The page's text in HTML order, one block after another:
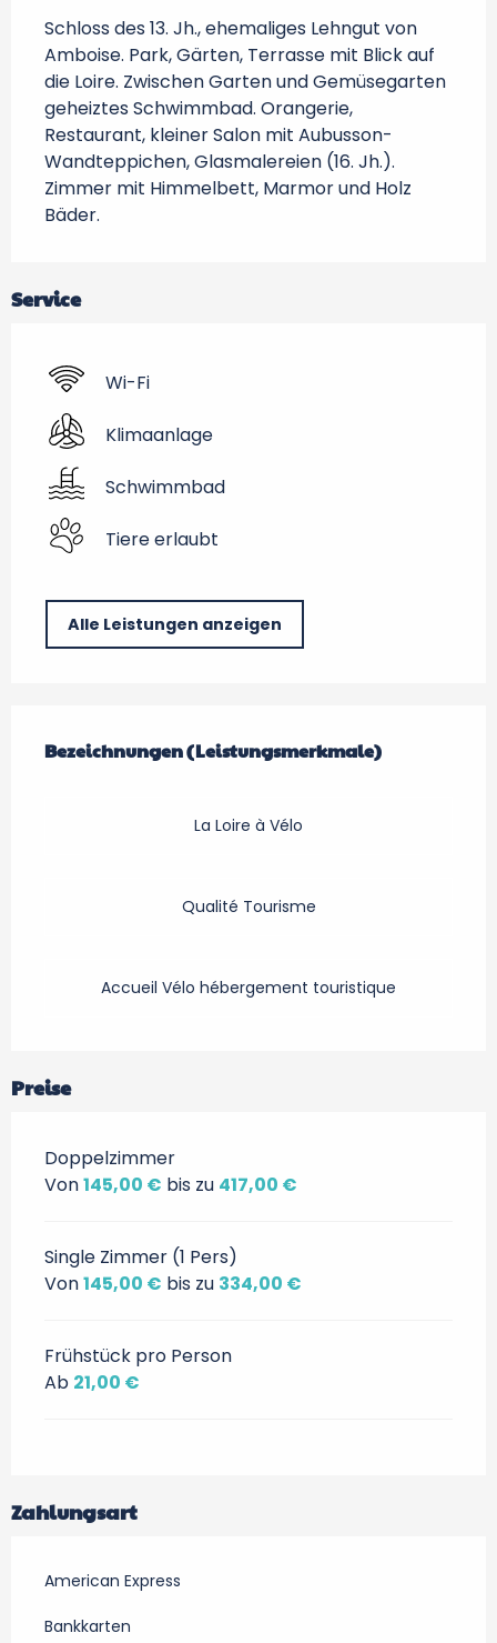
Schloss des 13. Jh., ehemaliges Lehngut von
Amboise. Park, Gärten, Terrasse mit Blick auf
die Loire. Zwischen Garten und Gemüsegarten
geheiztes Schwimmbad. Orangerie,
Restaurant, kleiner Salon mit Aubusson-
Wandteppichen, Glasmalereien (16. Jh.).
Zimmer mit Himmelbett, Marmor und Holz
Bäder.
Service
Wi-Fi
Klimaanlage
Schwimmbad
Tiere erlaubt
Alle Leistungen anzeigen
Bezeichnungen (Leistungsmerkmale)
Bezeichnungen (Leistungsmerkmale)
La Loire à Vélo
Qualité Tourisme
Accueil Vélo hébergement touristique
Preise
Doppelzimmer
Von145,00 € bis zu 417,00 €
Single Zimmer (1 Pers)
Von145,00 € bis zu 334,00 €
Frühstück pro Person
Ab 21,00 €
Zahlungsart
American Express
Bankkarten